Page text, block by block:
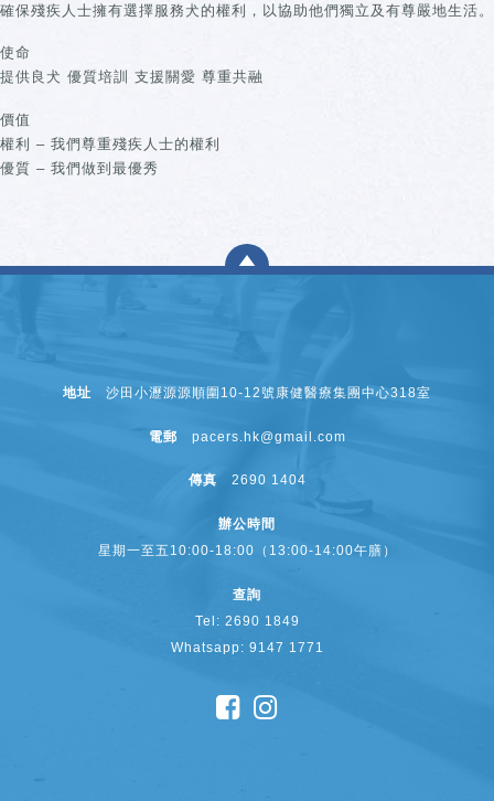
確保殘疾人士擁有選擇服務犬的權利，以協助他們獨立及有尊嚴地生活。
使命
提供良犬 優質培訓 支援關愛 尊重共融
價值
權利 – 我們尊重殘疾人士的權利
優質 – 我們做到最優秀
地址 沙田小瀝源源順圍10-12號康健醫療集團中心318室
電郵 pacers.hk@gmail.com
傳真 2690 1404
辦公時間
星期一至五10:00-18:00（13:00-14:00午膳）
查詢
Tel: 2690 1849
Whatsapp: 9147 1771